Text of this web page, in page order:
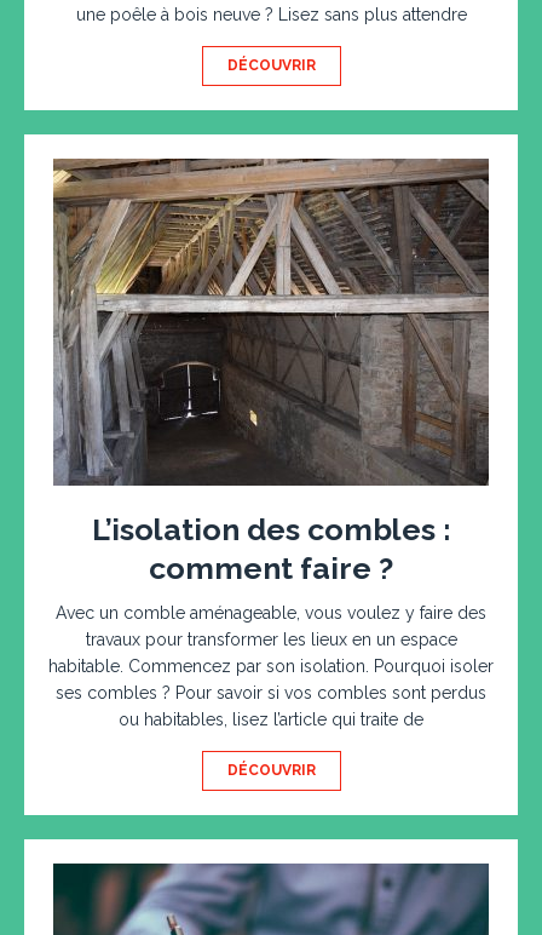
une poêle à bois neuve ? Lisez sans plus attendre
DÉCOUVRIR
L’isolation des combles :
comment faire ?
Avec un comble aménageable, vous voulez y faire des
travaux pour transformer les lieux en un espace
habitable. Commencez par son isolation. Pourquoi isoler
ses combles ? Pour savoir si vos combles sont perdus
ou habitables, lisez l’article qui traite de
DÉCOUVRIR